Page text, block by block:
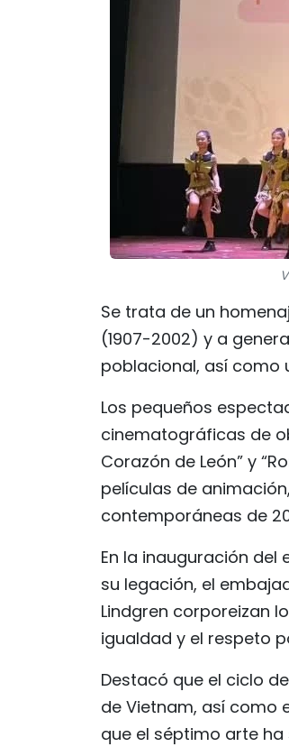
Se trata de un
(1907-2002) y a
poblacional, así como
Los pequeños
cinematográficas de
Corazón de León” y
películas de
contemporáneas de
En la inauguración del
su legación, el
Lindgren corporeizan
igualdad y el respeto
Destacó que el ciclo
de Vietnam, así como
que el séptimo arte